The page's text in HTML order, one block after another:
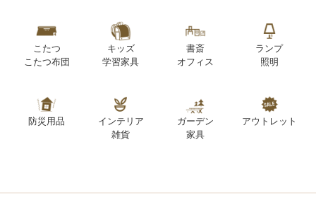
こたつ
こたつ布団
キッズ
学習家具
書斎
オフィス
ランプ
照明
防災用品
インテリア
雑貨
ガーデン
家具
アウトレット